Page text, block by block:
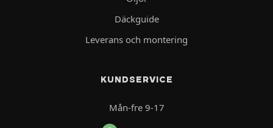
Däckguide
Leverans och montering
KUNDSERVICE
Mån-fre 9-17